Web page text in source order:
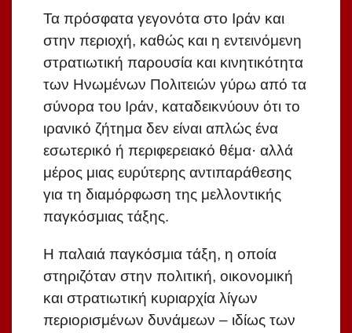
Τα πρόσφατα γεγονότα στο Ιράν και
στην περιοχή, καθώς και η εντεινόμενη
στρατιωτική παρουσία και κινητικότητα
των Ηνωμένων Πολιτειών γύρω από τα
σύνορα του Ιράν, καταδεικνύουν ότι το
ιρανικό ζήτημα δεν είναι απλώς ένα
εσωτερικό ή περιφερειακό θέμα· αλλά
μέρος μιας ευρύτερης αντιπαράθεσης
για τη διαμόρφωση της μελλοντικής
παγκόσμιας τάξης.
Η παλαιά παγκόσμια τάξη, η οποία
στηριζόταν στην πολιτική, οικονομική
και στρατιωτική κυριαρχία λίγων
περιορισμένων δυνάμεων – ιδίως των